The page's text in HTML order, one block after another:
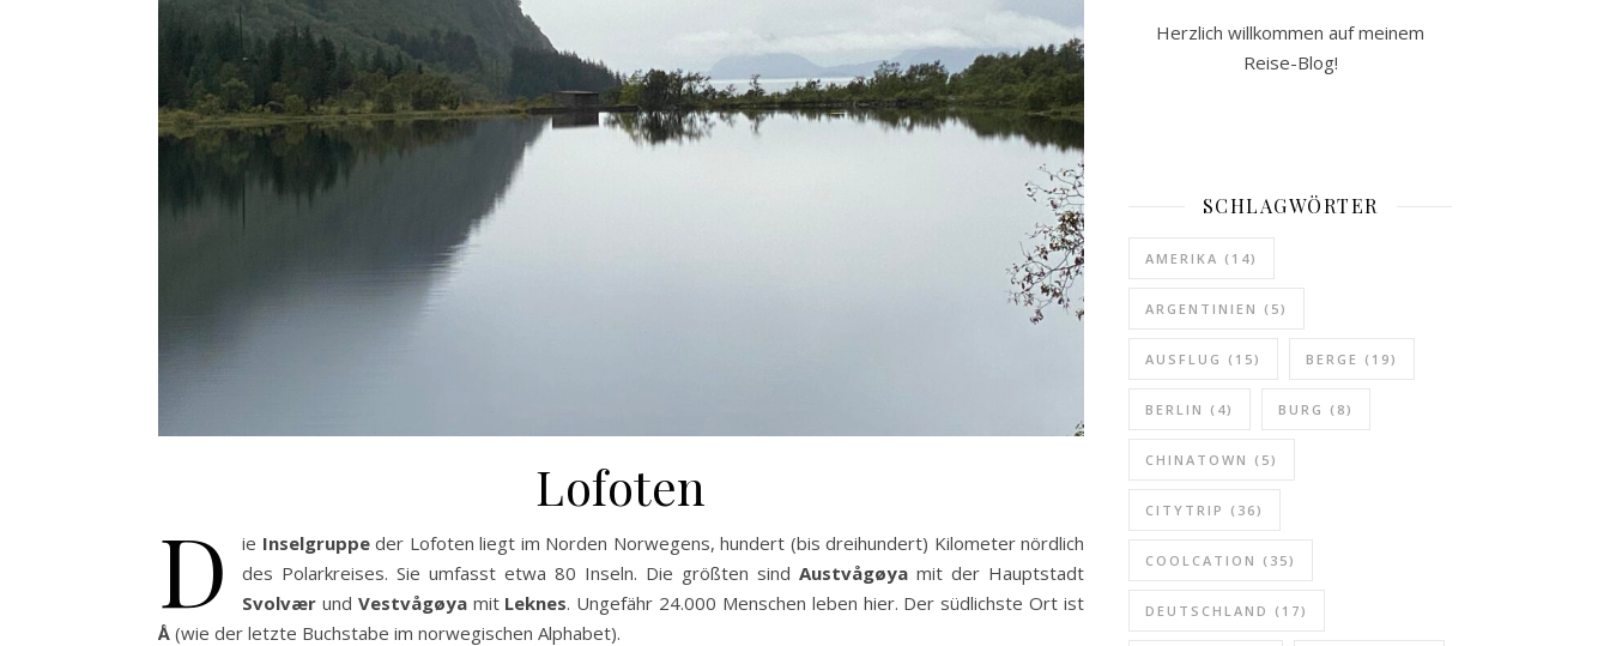
Lofoten
D ie Inselgruppeder Lofoten liegt im Norden Norwegens, hundert (bis dreihundert) Kilometer nördlich
des Polarkreises. Sie umfasst etwa 80 Inseln. Die größten sind Austvågøya mit der Hauptstadt
Svolvær und Vestvågøyamit Leknes. Ungefähr 24.000 Menschen leben hier. Der südlichste Ort ist
Å (wie der letzte Buchstabe im norwegischen Alphabet).
Herzlich willkommen auf meinem
Reise-Blog!
SCHLAGWÖRTER
AMERIKA (14)
ARGENTINIEN (5)
AUSFLUG (15) BERGE (19)
BERLIN (4) BURG (8)
CHINATOWN (5)
CITYTRIP (36)
COOLCATION (35)
DEUTSCHLAND (17)